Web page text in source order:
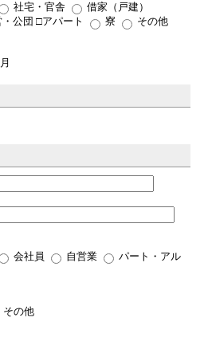
社宅・官舎
借家（戸建）
公団 □アパート 寮 その他
会社員 自営業
パート・アル
その他